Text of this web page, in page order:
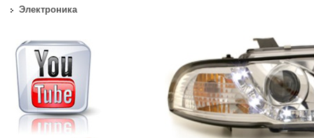
Электроника